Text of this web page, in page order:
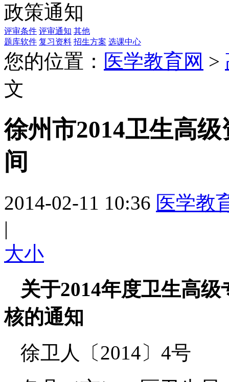
政策通知
评审条件 评审通知 其他
题库软件 复习资料 招生方案 选课中心
您的位置： 医学教育网 >
文
徐州市2014卫生高
间
2014-02-11 10:36 医学教
|
大小
关于2014年度卫生高
核的通知
徐卫人〔2014〕4号